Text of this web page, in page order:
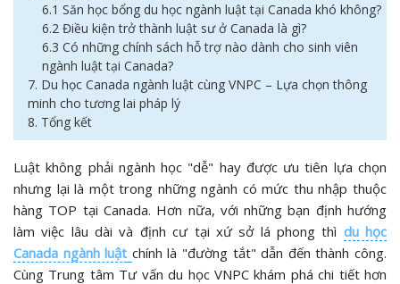
6.1 Săn học bổng du học ngành luật tại Canada khó không?
6.2 Điều kiện trở thành luật sư ở Canada là gì?
6.3 Có những chính sách hỗ trợ nào dành cho sinh viên
ngành luật tại Canada?
7. Du học Canada ngành luật cùng VNPC – Lựa chọn thông
minh cho tương lai pháp lý
8. Tổng kết
Luật không phải ngành học "dễ" hay được ưu tiên lựa chọn
nhưng lại là một trong những ngành có mức thu nhập thuộc
hàng TOP tại Canada. Hơn nữa, với những bạn định hướng
làm việc lâu dài và định cư tại xứ sở lá phong thì du học
Canada ngành luật chính là "đường tắt" dẫn đến thành công.
Cùng Trung tâm Tư vấn du học VNPC khám phá chi tiết hơn